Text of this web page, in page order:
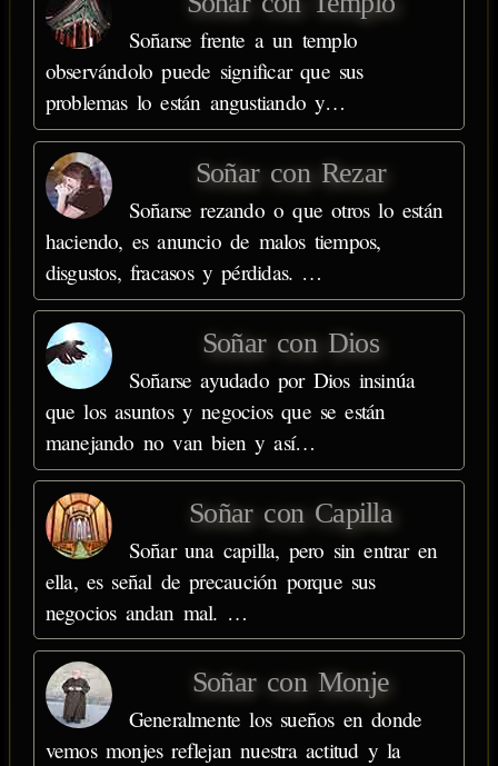
Soñarse frente a un templo
observándolo puede significar que sus
problemas lo están angustiando y…
Soñar con Rezar
Soñarse rezando o que otros lo están
haciendo, es anuncio de malos tiempos,
disgustos, fracasos y pérdidas. …
Soñar con Dios
Soñarse ayudado por Dios insinúa
que los asuntos y negocios que se están
manejando no van bien y así…
Soñar con Capilla
Soñar una capilla, pero sin entrar en
ella, es señal de precaución porque sus
negocios andan mal. …
Soñar con Monje
Generalmente los sueños en donde
vemos monjes reflejan nuestra actitud y la